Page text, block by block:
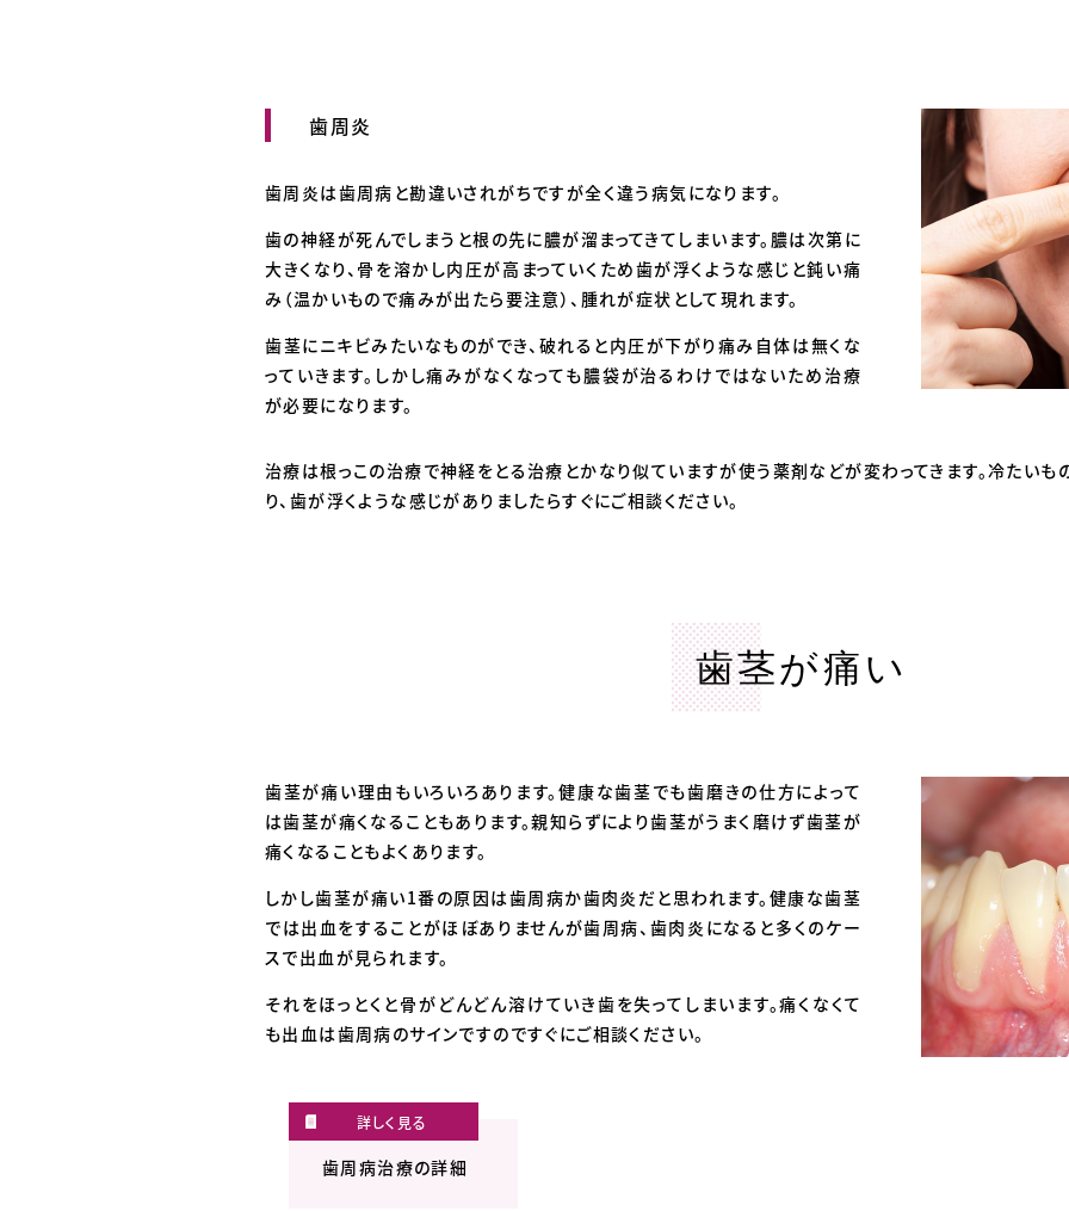
歯周炎
歯周炎は歯周病と勘違いされがちですが全く違う病気になります。
歯の神経が死んでしまうと根の先に膿が溜まってきてしまいます。膿は次第に
大きくなり、骨を溶かし内圧が高まっていくため歯が浮くような感じと鈍い痛
み（温かいもので痛みが出たら要注意）、腫れが症状として現れます。
歯茎にニキビみたいなものができ、破れると内圧が下がり痛み自体は無くな
っていきます。しかし痛みがなくなっても膿袋が治るわけではないため治療
が必要になります。
治療は根っこの治療で神経をとる治療とかなり似ていますが使う薬剤などが変わってきます。冷たいも
り、歯が浮くような感じがありましたらすぐにご相談ください。
歯茎が痛い
歯茎が痛い理由もいろいろあります。健康な歯茎でも歯磨きの仕方によって
は歯茎が痛くなることもあります。親知らずにより歯茎がうまく磨けず歯茎が
痛くなることもよくあります。
しかし歯茎が痛い1番の原因は歯周病か歯肉炎だと思われます。健康な歯茎
では出血をすることがほぼありませんが歯周病、歯肉炎になると多くのケー
スで出血が見られます。
それをほっとくと骨がどんどん溶けていき歯を失ってしまいます。痛くなくて
も出血は歯周病のサインですのですぐにご相談ください。
歯周病治療の詳細